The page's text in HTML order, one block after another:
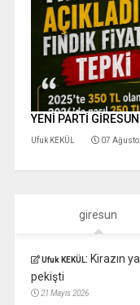
YENİ PARTİ
Ufuk KEKÜL 07
giresun
Ufuk KEKÜL: Kirazın
pekişti
21 Mayıs 2026